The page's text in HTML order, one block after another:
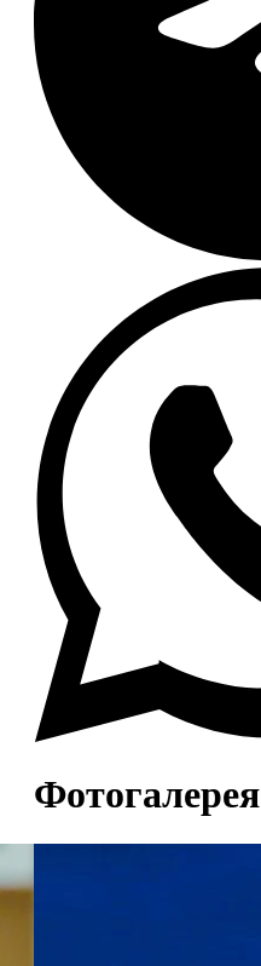
Фотогалерея